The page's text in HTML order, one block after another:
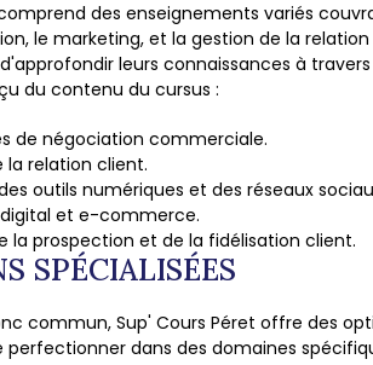
comprend des enseignements variés
le marketing, et la gestion de la
leurs connaissances à
du contenu du cursus :
de négociation commerciale.
la relation client.
outils numériques et des réseaux
et e-commerce.
la prospection et de la fidélisation client.
SPÉCIALISÉES
commun, Sup' Cours Péret offre des
dans des domaines